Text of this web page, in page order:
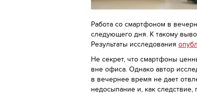
Работа со смартфоном в
следующего дня. К такому
Результаты исследования
Не секрет, что смартфоны
вне офиса. Однако автор
в вечернее время не дает
недосыпание и, как